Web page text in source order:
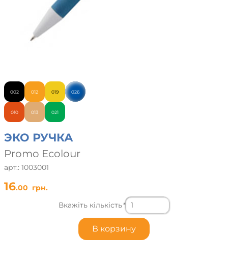
002
010
012
013
019
021
026
ЭКО РУЧКА
Promo Ecolour
арт.: 1003001
16.00 грн.
Вкажіть кількість*
В корзину